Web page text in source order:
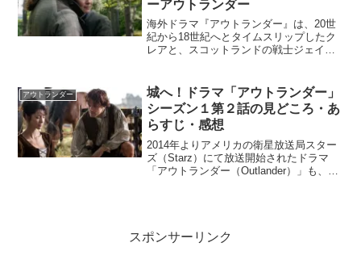
ーアウトランダー
海外ドラマ『アウトランダー』は、20世
紀から18世紀へとタイムスリップしたク
レアと、スコットランドの戦士ジェイミ
ます。今回はシーズン７の大まかなあら
すじ・見どころ・感想...
アウトランダー
城へ！ドラマ「アウトランダー」
シーズン１第２話の見どころ・あ
らすじ・感想
2014年よりアメリカの衛星放送局スター
ズ（Starz）にて放送開始されたドラマ
「アウトランダー（Outlander）」も、
スポンサーリンク